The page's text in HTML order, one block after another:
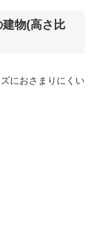
物(高さ比
におさまりにくい